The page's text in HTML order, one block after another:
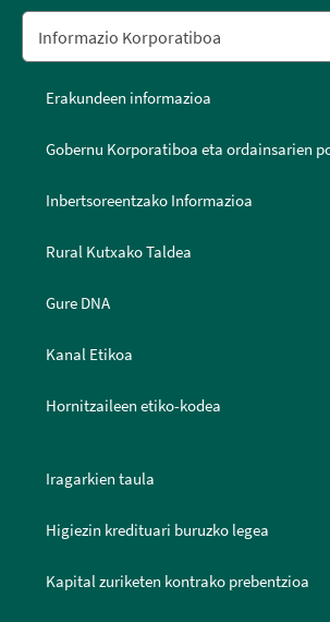
Erakundeen informazioa
Gobernu Korporatiboa eta ordainsarien
Inbertsoreentzako Informazioa
Rural Kutxako Taldea
Gure DNA
Kanal Etikoa
Hornitzaileen etiko-kodea
Iragarkien taula
Higiezin kredituari buruzko legea
Kapital zuriketen kontrako prebentzioa